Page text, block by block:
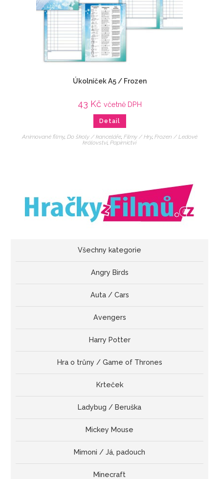
Úkolníček A5 / Frozen
43 Kč včetně DPH
Detail
Animované filmy, Do školy / kanceláře, Filmy / Hry, Frozen / Ledové
království, Papírnictví
Všechny kategorie
Angry Birds
Auta / Cars
Avengers
Harry Potter
Hra o trůny / Game of Thrones
Krteček
Ladybug / Beruška
Mickey Mouse
Mimoni / Já, padouch
Minecraft